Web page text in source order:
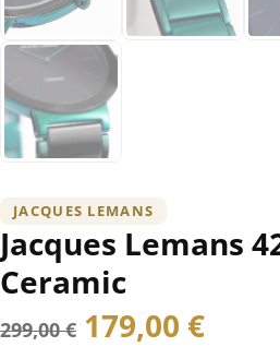
JACQUES LEMANS
Jacques Lemans
Ceramic
299,00€ 179,00 €